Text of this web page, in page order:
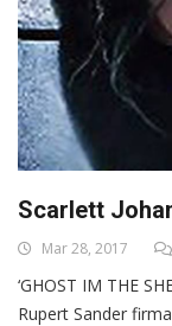
Scarlett
Mar 28, 2017
‘GHOST IM THE
Rupert Sander